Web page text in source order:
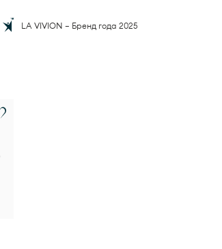
LA VIVION — Бренд года 2025